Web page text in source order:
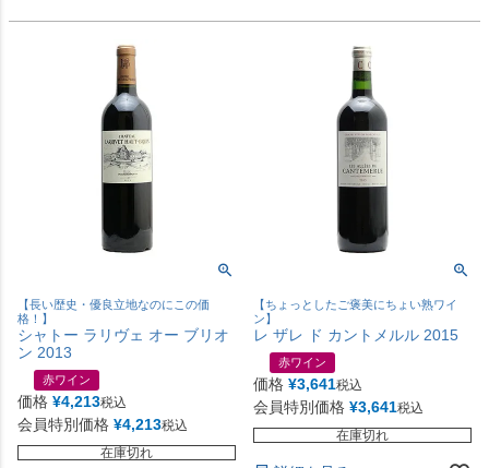
【長い歴史・優良立地なのにこの価
格！】
シャトー ラリヴェ オー ブリオ
ン 2013
赤ワイン
価格 ¥4,213税込
会員特別価格 ¥4,213税込
在庫切れ
【ちょっとしたご褒美にちょい熟ワイ
ン】
レ ザレ ド カントメルル 2015
赤ワイン
価格 ¥3,641税込
会員特別価格 ¥3,641税込
在庫切れ